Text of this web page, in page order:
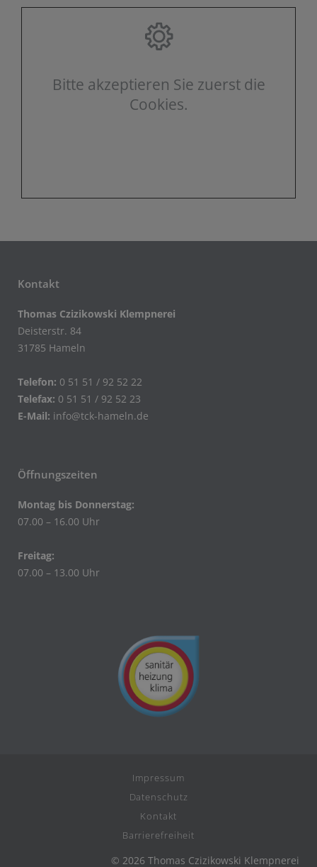
Bitte akzeptieren Sie zuerst die
Cookies.
Kontakt
Thomas Czizikowski Klempnerei
Deisterstr. 84
31785 Hameln
Telefon: 0 51 51 / 92 52 22
Telefax: 0 51 51 / 92 52 23
E-Mail: info@tck-hameln.de
Öffnungszeiten
Montag bis Donnerstag:
07.00 – 16.00 Uhr
Freitag:
07.00 – 13.00 Uhr
Impressum
Datenschutz
Kontakt
Barrierefreiheit
© 2026 Thomas Czizikowski Klempnerei